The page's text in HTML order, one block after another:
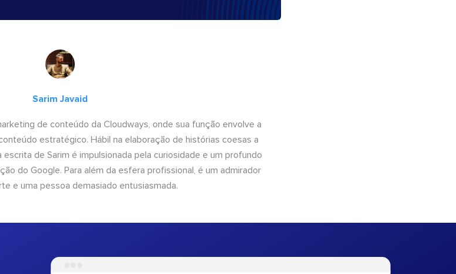
Sarim Javaid
de conteúdo da Cloudways, onde sua função envolve a
estratégico. Hábil na elaboração de histórias coesas a
escrita de Sarim é impulsionada pela curiosidade e um profundo
do Google. Para além da esfera profissional, é um admirador
e uma pessoa demasiado entusiasmada.